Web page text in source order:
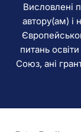
Висловлені
автору(ам) і
питань
Союз, ані